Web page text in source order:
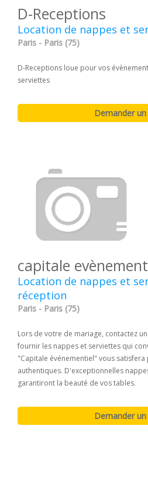
D-Receptions
Location de nappes et
Paris - Paris (75)
D-Receptions loue pour vos
serviettes
capitale
Location de nappes et
réception
Paris - Paris (75)
Lors de votre de mariage, contactez
fournir les nappes et serviettes qui
"Capitale événementiel" vous satisfera
authentiques. D'exceptionnelles
garantiront la beauté de vos tables.